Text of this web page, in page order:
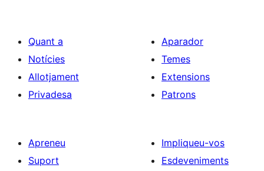
Quant a
Notícies
Allotjament
Privadesa
Aparador
Temes
Extensions
Patrons
Apreneu
Suport
Impliqueu-vos
Esdeveniments